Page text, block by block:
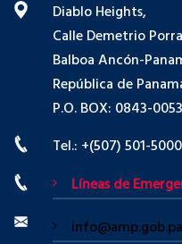
Diablo Heights,
Calle Demetrio
Balboa Ancón-
República de
P.O. BOX: 0843-
Tel.: +(507) 501-5000
Líneas de
info@amp.gob.pa